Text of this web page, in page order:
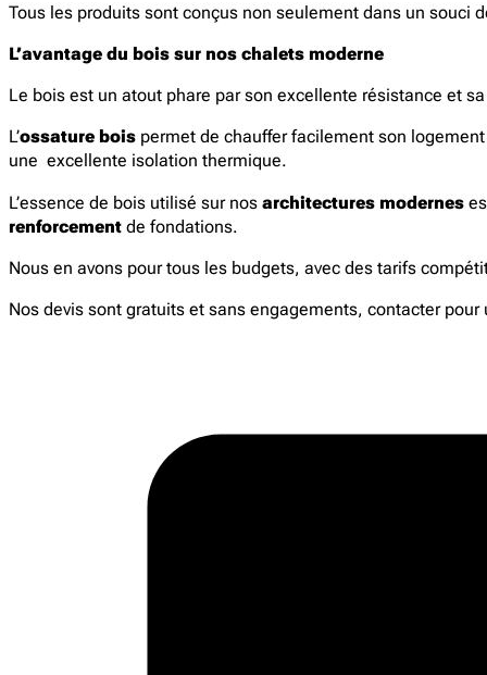
Tous les produits sont conçus non seulement dans un souci
L’avantage du bois sur nos chalets moderne
Le bois est un atout phare par son excellente résistance et
L’ossature bois permet de chauffer facilement son
une excellente isolation thermique.
L’essence de bois utilisé sur nos architectures modernes
renforcement de fondations.
Nous en avons pour tous les budgets, avec des tarifs
Nos devis sont gratuits et sans engagements, contacter